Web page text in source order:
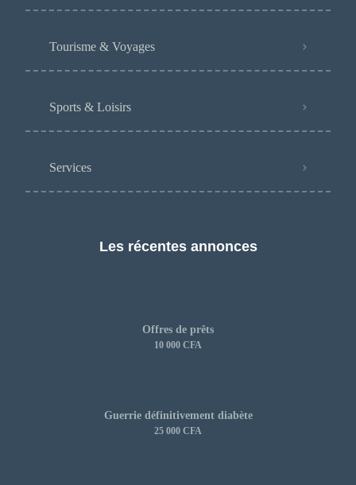
Tourisme & Voyages
Sports & Loisirs
Services
Les récentes annonces
Offres de prêts
10 000 CFA
Guerrie définitivement diabète
25 000 CFA